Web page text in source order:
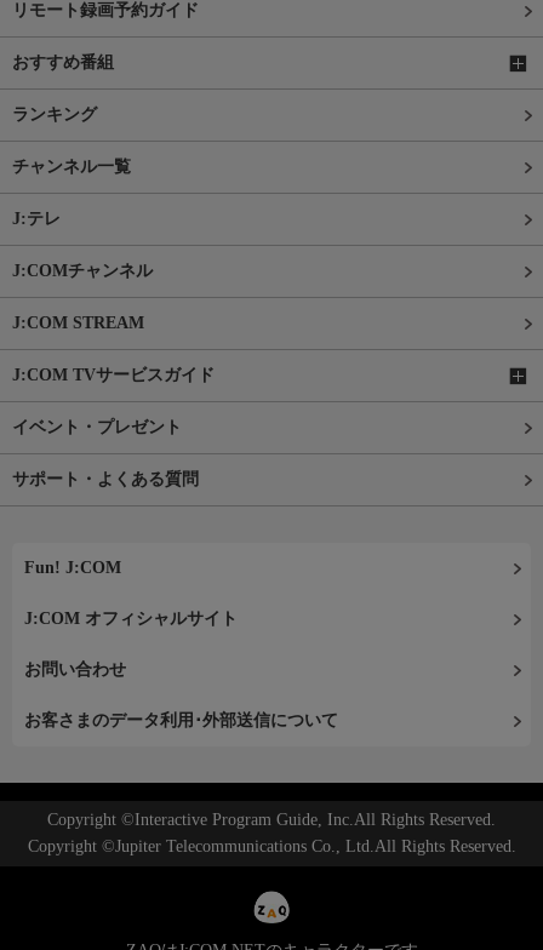
リモート録画予約ガイド
おすすめ番組
ランキング
チャンネル一覧
J:テレ
J:COMチャンネル
J:COM STREAM
J:COM TVサービスガイド
イベント・プレゼント
サポート・よくある質問
Fun! J:COM
J:COM オフィシャルサイト
お問い合わせ
お客さまのデータ利用･外部送信について
Copyright ©Interactive Program Guide, Inc.All Rights Reserved.
Copyright ©Jupiter Telecommunications Co., Ltd.All Rights Reserved.